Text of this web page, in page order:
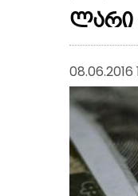
ლარი
08.06.2016